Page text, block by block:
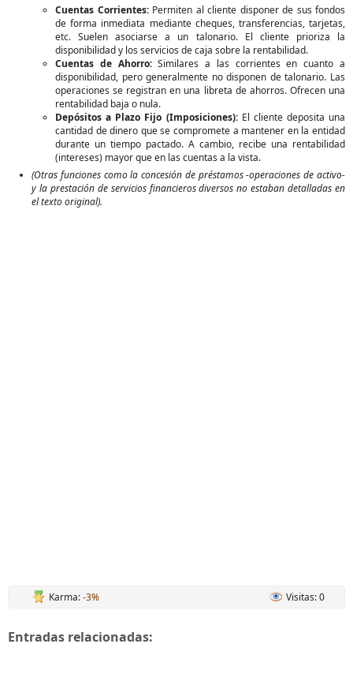
Cuentas Corrientes:Permiten al cliente disponer de sus fondos
de forma inmediata mediante cheques, transferencias, tarjetas,
etc. Suelen asociarse a un talonario. El cliente prioriza la
disponibilidad y los servicios de caja sobre la rentabilidad.
Cuentas de Ahorro:Similares a las corrientes en cuanto a
disponibilidad, pero generalmente no disponen de talonario. Las
operaciones se registran en una libreta de ahorros. Ofrecen una
rentabilidad baja o nula.
Depósitos a Plazo Fijo (Imposiciones):El cliente deposita una
cantidad de dinero que se compromete a mantener en la entidad
durante un tiempo pactado. A cambio, recibe una rentabilidad
(intereses) mayor que en las cuentas a la vista.
(Otras funciones como la concesión de préstamos -operaciones de activo-
y la prestación de servicios financieros diversos no estaban detalladas en
el texto original).
Karma:-3% Visitas: 0
Entradas relacionadas: